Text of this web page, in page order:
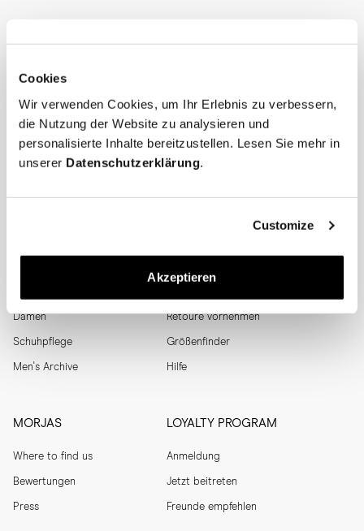
Cookies
Wir verwenden Cookies, um Ihr Erlebnis zu verbessern,
die Nutzung der Website zu analysieren und
personalisierte Inhalte bereitzustellen. Lesen Sie mehr in
unserer Datenschutzerklärung.
Customize
Akzeptieren
SHOP
Damen
Schuhpflege
Men's Archive
HELP
Retoure vornehmen
Größenfinder
Hilfe
MORJAS
Where to find us
Bewertungen
Press
LOYALTY PROGRAM
Anmeldung
Jetzt beitreten
Freunde empfehlen
Menswear
Men's
Womenswear
Women's
Both
Enter your email adress